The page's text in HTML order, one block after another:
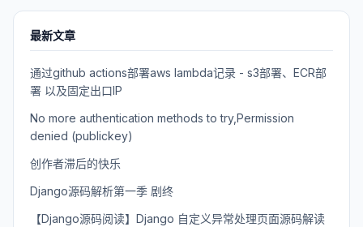
最新文章
通过github actions部署aws lambda记录 - s3部署、ECR部
署 以及固定出口IP
No more authentication methods to try,Permission
denied (publickey)
创作者滞后的快乐
Django源码解析第一季 剧终
【Django源码阅读】Django 自定义异常处理页面源码解读